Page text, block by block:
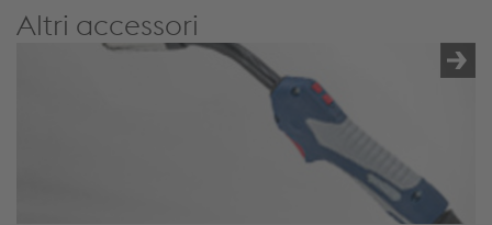
Altri accessori